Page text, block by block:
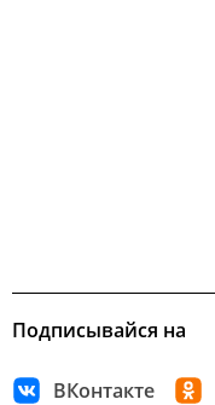
Подписывайся на
ВКонтакте